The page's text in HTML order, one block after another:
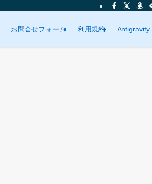
お問合せフォーム 利用規約 Antigravity